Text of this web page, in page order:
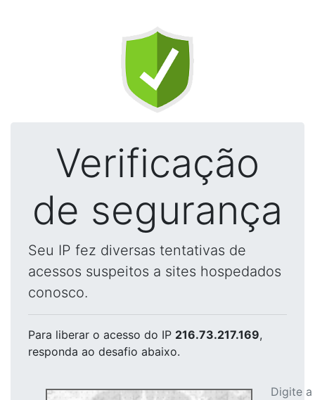
Verificação
de segurança
Seu IP fez diversas tentativas de
acessos suspeitos a sites hospedados
conosco.
Para liberar o acesso do IP 216.73.217.169,
responda ao desafio abaixo.
Digite